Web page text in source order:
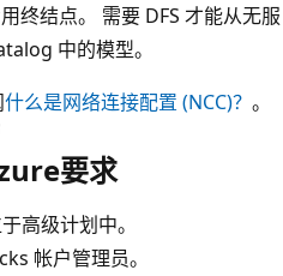
终结点。 需要 DFS 才能从无服
中的模型。
什么是网络连接配置 (NCC)？ 。
要求
高级计划中。
帐户管理员。